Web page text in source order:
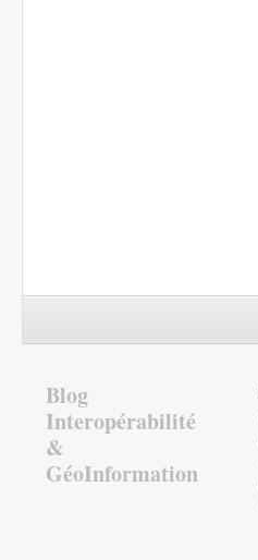
Blog
Interopérabilité
&
GéoInformation